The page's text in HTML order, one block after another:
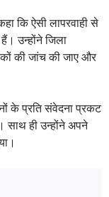
कि ऐसी लापरवाही से
उन्होंने जिला
की जांच की जाए और
के प्रति संवेदना प्रकट
साथ ही उन्होंने अपने